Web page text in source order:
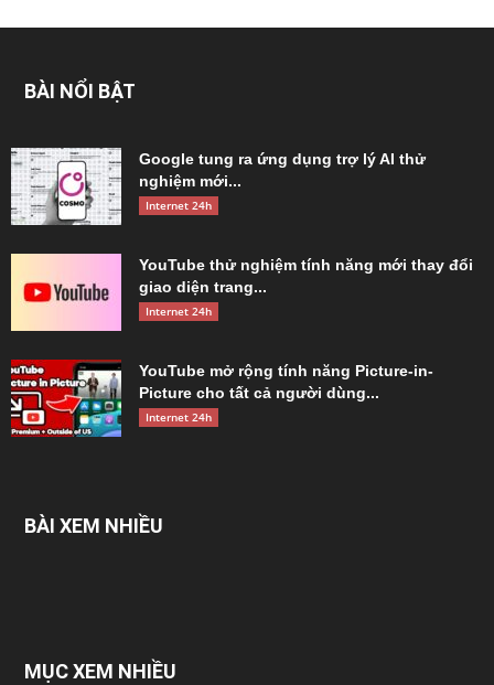
BÀI NỔI BẬT
Google tung ra ứng dụng trợ lý AI thử
nghiệm mới...
Internet 24h
YouTube thử nghiệm tính năng mới thay đổi
giao diện trang...
Internet 24h
YouTube mở rộng tính năng Picture-in-
Picture cho tất cả người dùng...
Internet 24h
BÀI XEM NHIỀU
MỤC XEM NHIỀU